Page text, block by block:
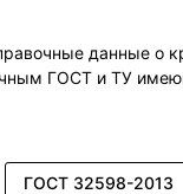
данные о
ГОСТ и ТУ
ГОСТ 32598-2013